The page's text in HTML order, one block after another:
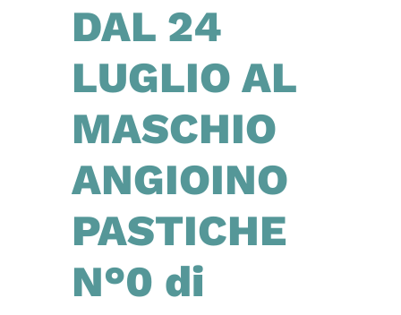
DAL 24
LUGLIO AL
MASCHIO
ANGIOINO
PASTICHE
N°0 di